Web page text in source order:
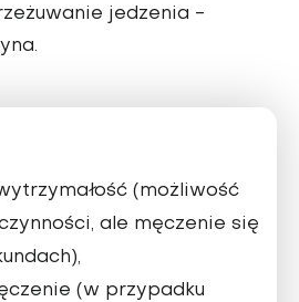
jedzenia -
(możliwość
ale męczenie się
(w przypadku